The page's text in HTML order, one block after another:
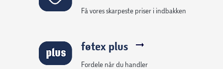
Få vores skarpeste priser i indbakken
føtex plus
Fordele når du handler